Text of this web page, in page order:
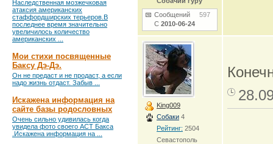
Наследственная мозжечковая
атаксия американских
стаффордширских терьеров.В
последнее время значительно
увеличилось количество
американских ...
Мои стихи посвященные
Баксу Дэ-Дэ.
Он не предаст и не продаст, а если
надо жизнь отдаст. Забыв ...
Искажена информация на
сайте базы родословных
Очень сильно удивилась когда
увидела фото своего АСТ Бакса
.Искажена информация на ...
Сообщений 597
С 2010-06-24
King009
Собаки 4
Рейтинг: 2504
Севастополь